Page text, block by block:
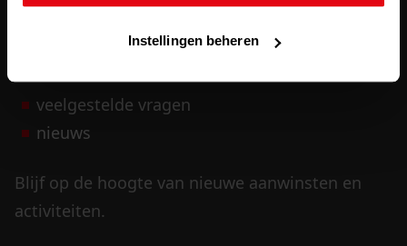
Instellingen beheren
veelgestelde vragen
nieuws
Blijf op de hoogte van nieuwe aanwinsten en
activiteiten.